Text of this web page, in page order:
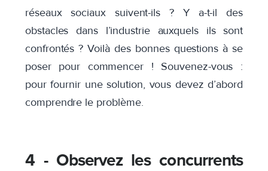
réseaux sociaux suivent-ils ? Y a-t-il des
obstacles dans l’industrie auxquels ils sont
confrontés ?Voilà des bonnes questions à se
poser pour commencer ! Souvenez-vous :
pour fournir une solution, vous devez d’abord
comprendre le problème.
4 - Observez les concurrents